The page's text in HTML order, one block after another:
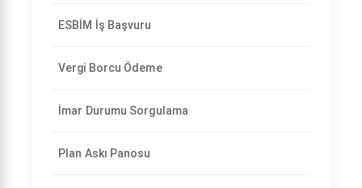
ESBİM İş Başvuru
Vergi Borcu Ödeme
İmar Durumu Sorgulama
Plan Askı Panosu